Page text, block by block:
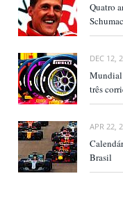
Quatro
DEC 12,
Mundial
três
APR 22,
Brasil